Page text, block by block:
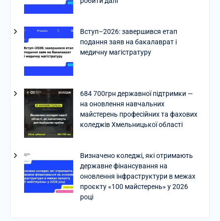
Вступ–2026: завершився етап
подання заяв на бакалаврат і
медичну магістратуру
684 700грн державної підтримки —
на оновлення навчальних
майстерень професійних та фахових
коледжів Хмельницької області
Визначено коледжі, які отримають
державне фінансування на
оновлення інфраструктури в межах
проєкту «100 майстерень» у 2026
році